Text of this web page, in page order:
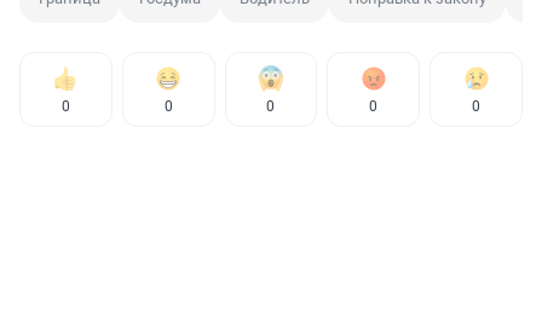
0 0 0 0 0